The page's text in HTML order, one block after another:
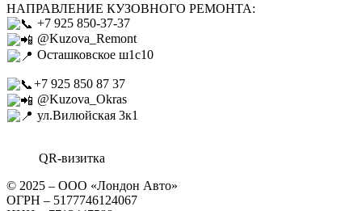
НАПРАВЛЕНИЕ КУЗОВНОГО РЕМОНТА:
+7 925 850-37-37
@Kuzova_Remont
Осташковское ш1с10
+7 925 850 87 37
@Kuzova_Okras
ул.Вилюйская 3к1
QR-визитка
© 2025 – ООО «Лондон Авто»
ОГРН – 5177746124067